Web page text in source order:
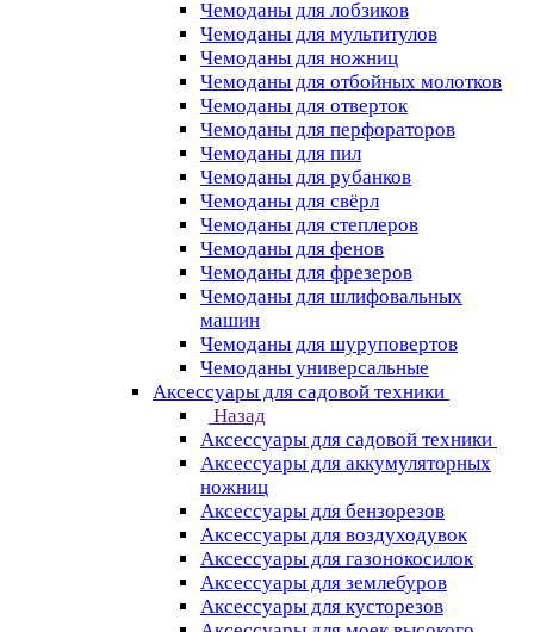
Чемоданы для лобзиков
Чемоданы для мультитулов
Чемоданы для ножниц
Чемоданы для отбойных молотков
Чемоданы для отверток
Чемоданы для перфораторов
Чемоданы для пил
Чемоданы для рубанков
Чемоданы для свёрл
Чемоданы для степлеров
Чемоданы для фенов
Чемоданы для фрезеров
Чемоданы для шлифовальных
машин
Чемоданы для шуруповертов
Чемоданы универсальные
Аксессуары для садовой техники
Назад
Аксессуары для садовой техники
Аксессуары для аккумуляторных
ножниц
Аксессуары для бензорезов
Аксессуары для воздуходувок
Аксессуары для газонокосилок
Аксессуары для землебуров
Аксессуары для кусторезов